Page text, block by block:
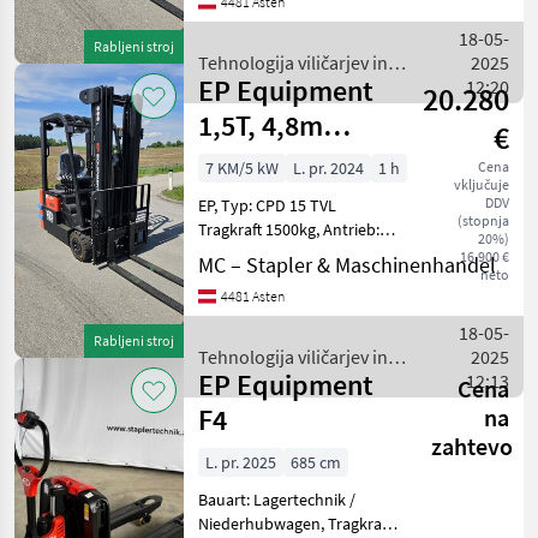
Rabljeni stroj
Betriebsstunden: 1,
Vollfreihub, Hubhöhe:
Tehnologija viličarjev in
skladišča / EP Equipment
18-05-
2025
12:20
Rabljeni stroj
EP Equipment
1,5T, 4,8m
Triplex
NEUGERÄT
20.280
€
Cena
vključuje
DDV
(stopnja
20%)
16.900 €
neto
7 KM/5 kW L. pr. 2024
1 h
EP, Typ: CPD 15 TVL
Tragkraft 1500kg, Antrieb: 3
Rad Elektro Frontgabel-
Stapler, Baujahr: 2024,
Betriebsstunden: 1,
Vollfreihub, Hubhöhe:
MC – Stapler & Maschinenhandel
4481 Asten
Tehnologija viličarjev in
skladišča / EP Equipment
18-05-
2025
12:13
EP Equipment
F4
Cena
na
zahtevo
L. pr. 2025
685 cm
Bauart: Lagertechnik /
Niederhubwagen, Tragkraft: